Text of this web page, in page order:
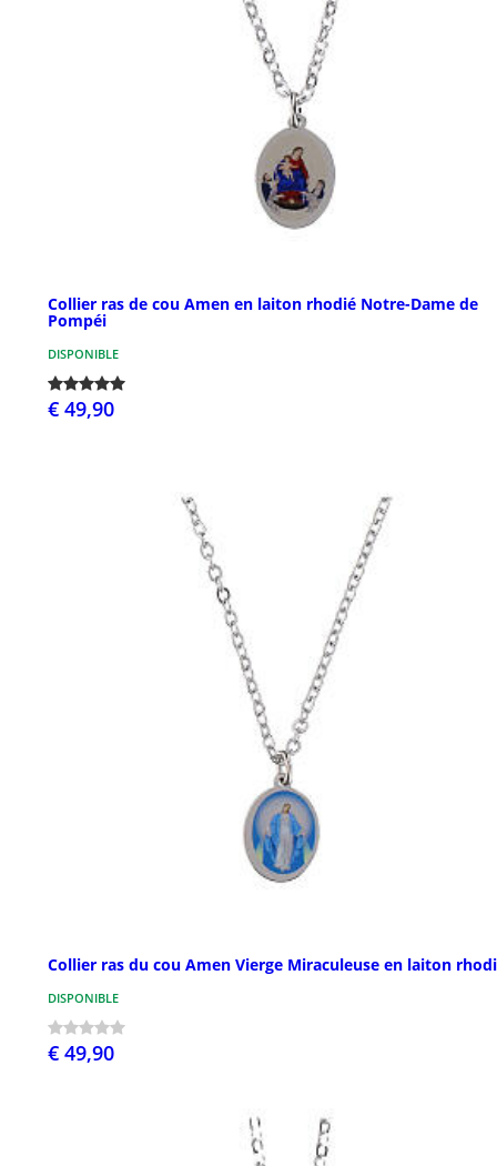
Collier ras de cou Amen en laiton rhodié Notre-Dame de
Pompéi
DISPONIBLE
€ 49,90
Collier ras du cou Amen Vierge Miraculeuse en laiton
DISPONIBLE
€ 49,90